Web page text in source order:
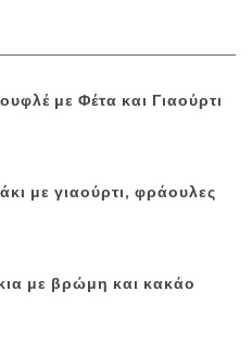
με Φέτα και Γιαούρτι
με γιαούρτι, φράουλες
με βρώμη και κακάο